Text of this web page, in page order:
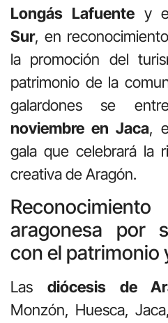
Longás Lafuentey
Sur, en
la promoción del
patrimonio de la
galardones se
noviembre en Jaca,
gala que celebrará la
creativa de Aragón.
aragonesa por
con el patrimonio
Las diócesis de
Monzón, Huesca,